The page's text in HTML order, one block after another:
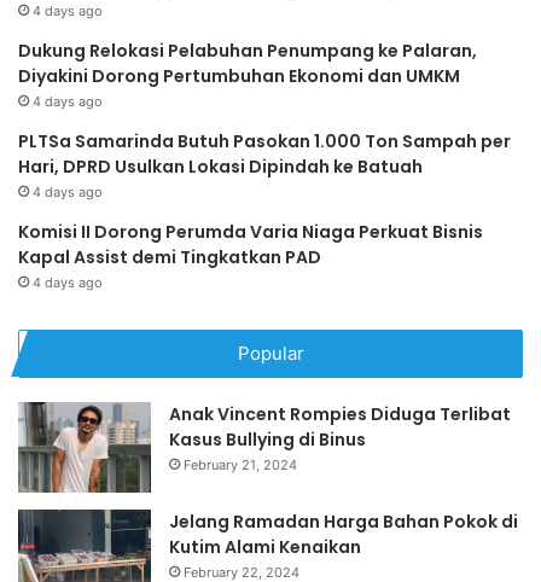
4 days ago
Dukung Relokasi Pelabuhan Penumpang ke Palaran,
Diyakini Dorong Pertumbuhan Ekonomi dan UMKM
4 days ago
PLTSa Samarinda Butuh Pasokan 1.000 Ton Sampah per
Hari, DPRD Usulkan Lokasi Dipindah ke Batuah
4 days ago
Komisi II Dorong Perumda Varia Niaga Perkuat Bisnis
Kapal Assist demi Tingkatkan PAD
4 days ago
Popular
Anak Vincent Rompies Diduga Terlibat
Kasus Bullying di Binus
February 21, 2024
Jelang Ramadan Harga Bahan Pokok di
Kutim Alami Kenaikan
February 22, 2024